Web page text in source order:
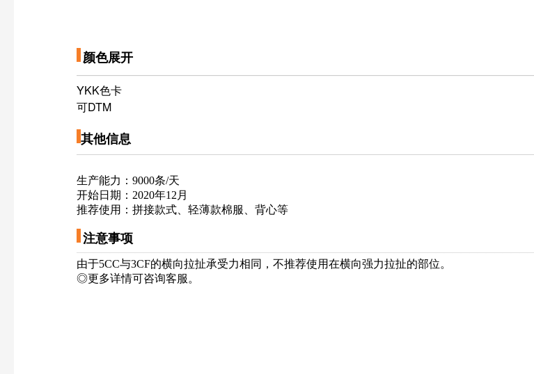
颜色展开
YKK色卡
可DTM
其他信息
生产能力：9000条/天
开始日期：2020年12月
推荐使用：拼接款式、轻薄款棉服、背心等
注意事项
由于5CC与3CF的横向拉扯承受力相同，不推荐使用在横向强力拉扯的部位。
◎更多详情可咨询客服 。